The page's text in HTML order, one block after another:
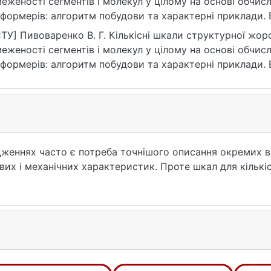
алгоритм побудови та характерні приклади.
імені Тараса Шевченка. Хімія, (1(59)), 10–18.
Пивоваренко В. Г. Кількісні шкали структурної
сегментів і молекул у цілому на основі
алгоритм побудови та характерні приклади.
doi.org/10.17721/1728-2209.2024.1(59).2 (дата
часто є потреба точнішого описання окремих
і механічних характеристик. Проте шкал для
різниць ентальпій ΔЕ запропоновано
– гнучкості та конформаційної обмеженості –
структур і їхні результати для ланцюгових,
згаданих параметрів, експоненційно пов'язану з
характеристиками молекул. Кількісно